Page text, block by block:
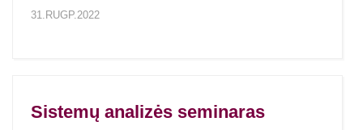
31.RUGP.2022
Sistemų analizės seminaras